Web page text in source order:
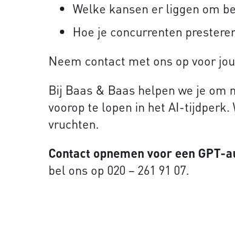
Welke kansen er liggen om
Hoe je concurrenten
Neem contact met ons op voor
Bij Baas & Baas helpen we je
voorop te lopen in het AI-
vruchten.
Contact opnemen voor een GPT-
bel ons op 020 – 261 91 07.